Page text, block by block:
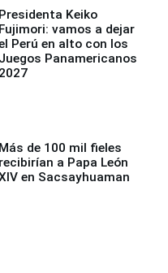
Presidenta Keiko
Fujimori: vamos a dejar
Perú en alto con los
Juegos Panamericanos
2027
Más de 100 mil fieles
recibirían a Papa León
en Sacsayhuaman